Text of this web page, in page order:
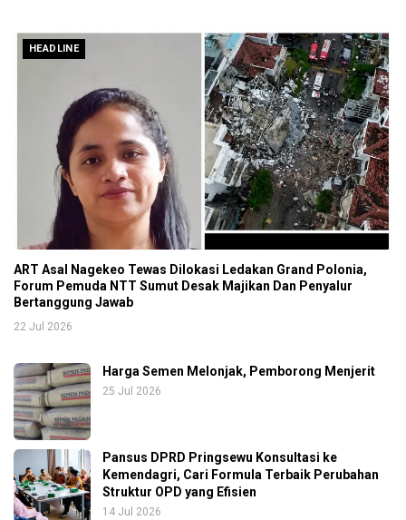
HEADLINE
ART Asal Nagekeo Tewas Dilokasi Ledakan Grand Polonia,
Forum Pemuda NTT Sumut Desak Majikan Dan Penyalur
Bertanggung Jawab
22 Jul 2026
Harga Semen Melonjak, Pemborong Menjerit
25 Jul 2026
Pansus DPRD Pringsewu Konsultasi ke
Kemendagri, Cari Formula Terbaik Perubahan
Struktur OPD yang Efisien
14 Jul 2026